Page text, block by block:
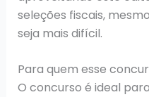
seleções fiscais,
seja mais difícil.
Para quem esse
O concurso é ideal